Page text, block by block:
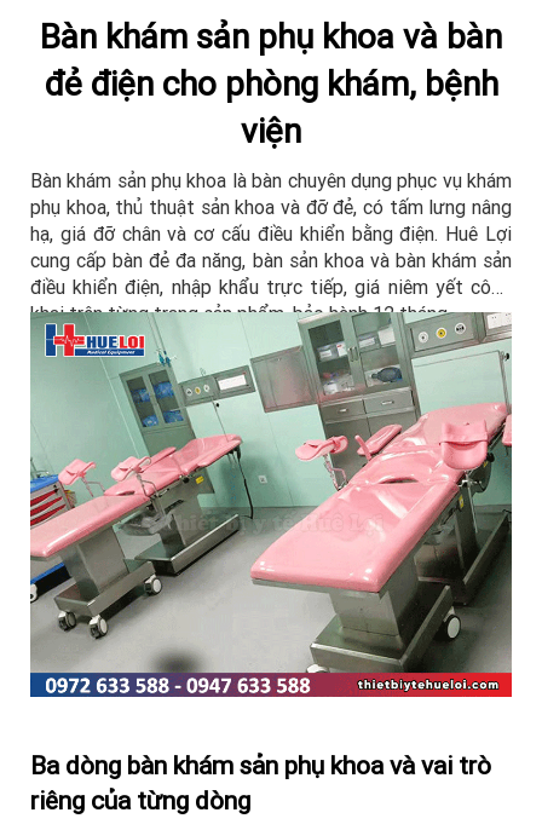
Bàn khám sản phụ khoa và bàn
đẻ điện cho phòng khám, bệnh
viện
Bàn khám sản phụ khoa là bàn chuyên dụng phục vụ khám
phụ khoa, thủ thuật sản khoa và đỡ đẻ, có tấm lưng nâng
hạ, giá đỡ chân và cơ cấu điều khiển bằng điện. Huê Lợi
cung cấp bàn đẻ đa năng, bàn sản khoa và bàn khám sản
điều khiển điện, nhập khẩu trực tiếp, giá niêm yết công
khai trên từng trang sản phẩm, bảo hành 12 tháng.
Ba dòng bàn khám sản phụ khoa và vai trò
riêng của từng dòng